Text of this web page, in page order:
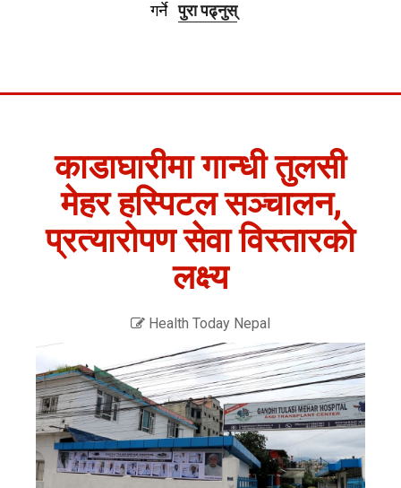
गर्नेपुरा पढ्नुस्
काडाघारीमा गान्धी तुलसी
मेहर हस्पिटल सञ्चालन,
प्रत्यारोपण सेवा विस्तारको
लक्ष्य
Health Today Nepal